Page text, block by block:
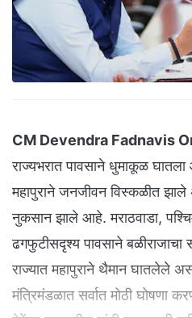
CM Devendra Fadnavis
राज्यभरात पावसाने धुमाकूळ
महापुराने जनजीवन विस्कळीत
नुकसान झाले आहे. मराठवाडा,
ढगफुटीसदृश्य पावसाने
राज्यात महापुराने थैमान घातलेले
मंत्रिमंडळात सर्वात मोठी घोषणा